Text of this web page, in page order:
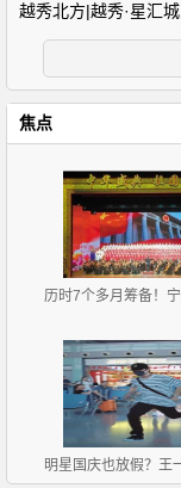
越秀北方|越秀·星汇
焦点
历时7个多月筹备！宁夏举行庆祝中华人
明星国庆也放假？王一博狂奔赶飞机，